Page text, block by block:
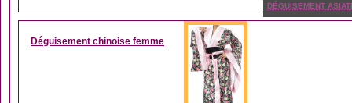
DÉGUISEMENT
Déguisement chinoise femme